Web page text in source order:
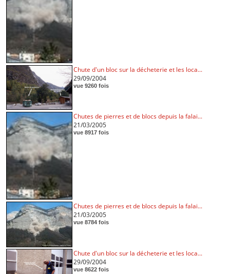
Chute d'un bloc sur la décheterie et les loca...
29/09/2004
vue 9260 fois
Chutes de pierres et de blocs depuis la falai...
21/03/2005
vue 8917 fois
Chutes de pierres et de blocs depuis la falai...
21/03/2005
vue 8784 fois
Chute d'un bloc sur la décheterie et les loca...
29/09/2004
vue 8622 fois